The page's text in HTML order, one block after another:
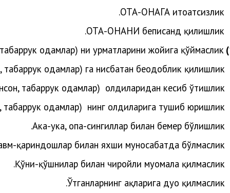
ОТА-ОНАГА итоатсизлик.
ОТА-ОНАНИ беписанд қилишлик.
одамлар) ни ҳурматларини жойига қўймаслик.
табаррук одамлар) га нисбатан беодоблик қилишлик.
табаррук одамлар) олдиларидан кесиб ўтишлик.
табаррук одамлар) нинг олдиларига тушиб юришлик.
Ака-ука, опа-сингиллар билан бемеҳр бўлишлик.
қариндошлар билан яхши муносабатда бўлмаслик.
Қўни-қўшнилар билан чиройли муомала қилмаслик.
Ўтганларнинг ҳақларига дуо қилмаслик.